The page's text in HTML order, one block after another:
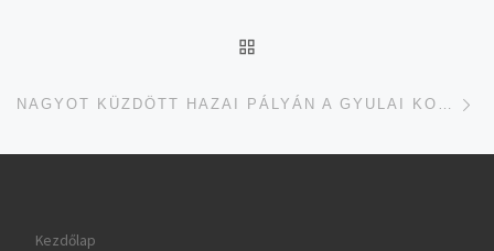
NAGYOT KÜZDÖTT HAZAI PÁLYÁN A GYULAI KOSÁRLABDACSAPAT
Kezdőlap